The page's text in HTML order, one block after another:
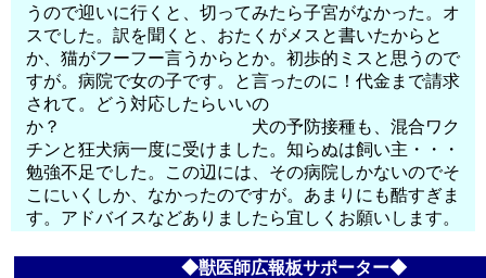
うので迎いに行くと、切ってみたら子宮がなかった。オ
スでした。訳を聞くと、おたくがメスと書いたからと
か、猫がフーフー言うからとか。初歩的ミスと思うので
すが。病院で女の子です。と言ったのに！代金まで請求
されて。どう対応したらいいの
か？ 犬の予防接種も、混合ワク
チンと狂犬病一度に受けました。知らぬは飼い主・・・
勉強不足でした。この辺には、その病院しかないのでそ
こにいくしか、なかったのですが。あまりにも酷すぎま
す。アドバイスなどありましたら宜しくお願いします。
◆獣医師広報板サポーター◆